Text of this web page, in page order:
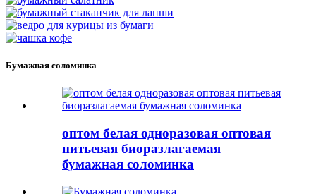
Бумажная соломинка
оптом белая одноразовая оптовая
питьевая биоразлагаемая
бумажная соломинка